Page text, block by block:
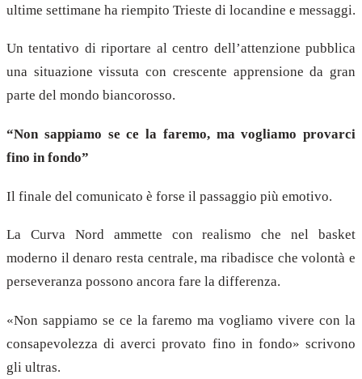
ultime settimane ha riempito Trieste di locandine e messaggi.
Un tentativo di riportare al centro dell’attenzione pubblica
una situazione vissuta con crescente apprensione da gran
parte del mondo biancorosso.
“Non sappiamo se ce la faremo, ma vogliamo provarci
fino in fondo”
Il finale del comunicato è forse il passaggio più emotivo.
La Curva Nord ammette con realismo che nel basket
moderno il denaro resta centrale, ma ribadisce che volontà e
perseveranza possono ancora fare la differenza.
«Non sappiamo se ce la faremo ma vogliamo vivere con la
consapevolezza di averci provato fino in fondo» scrivono
gli ultras.